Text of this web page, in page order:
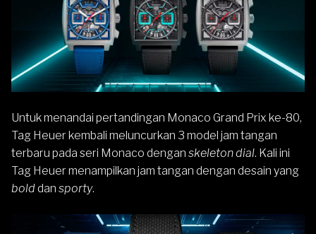
Untuk menandai pertandingan Monaco Grand Prix ke-80,
Tag Heuer kembali meluncurkan 3 model jam tangan
terbaru pada seri Monaco dengan skeleton dial. Kali ini
Tag Heuer menampilkan jam tangan dengan desain yang
bolddan sporty.